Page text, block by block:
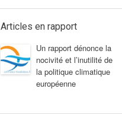
Articles en rapport
Un rapport dénonce la
nocivité et l’inutilité de
la politique climatique
européenne